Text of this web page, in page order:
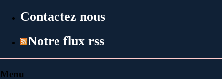
Contactez nous
Notre flux rss
Menu